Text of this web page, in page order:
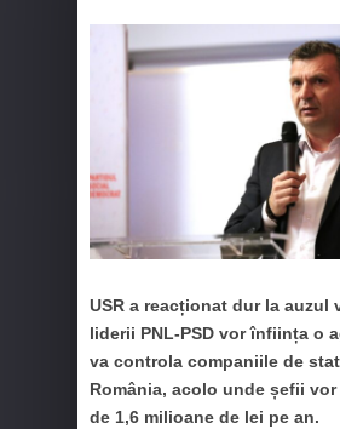
USR a reacționat dur la auzul
liderii PNL-PSD vor înființa o
va controla companiile de
România, acolo unde șefii vor
de 1,6 milioane de lei pe an.